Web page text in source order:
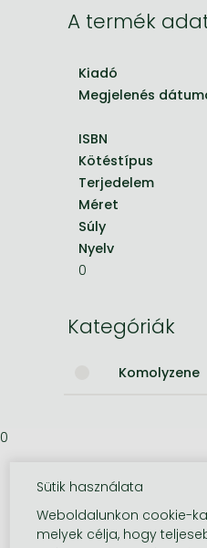
A termék
Kiadó
Megjelenés
ISBN
Kötéstípus
Terjedelem
Méret
Súly
Nyelv
0
Kategóriák
Komolyzene
0
Sütik használata
Weboldalunkon cookie-
melyek célja, hogy